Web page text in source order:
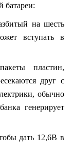
батареи:
на шесть
вступать в
пластин,
друг с
обычно
генерирует
дать 12,6В в